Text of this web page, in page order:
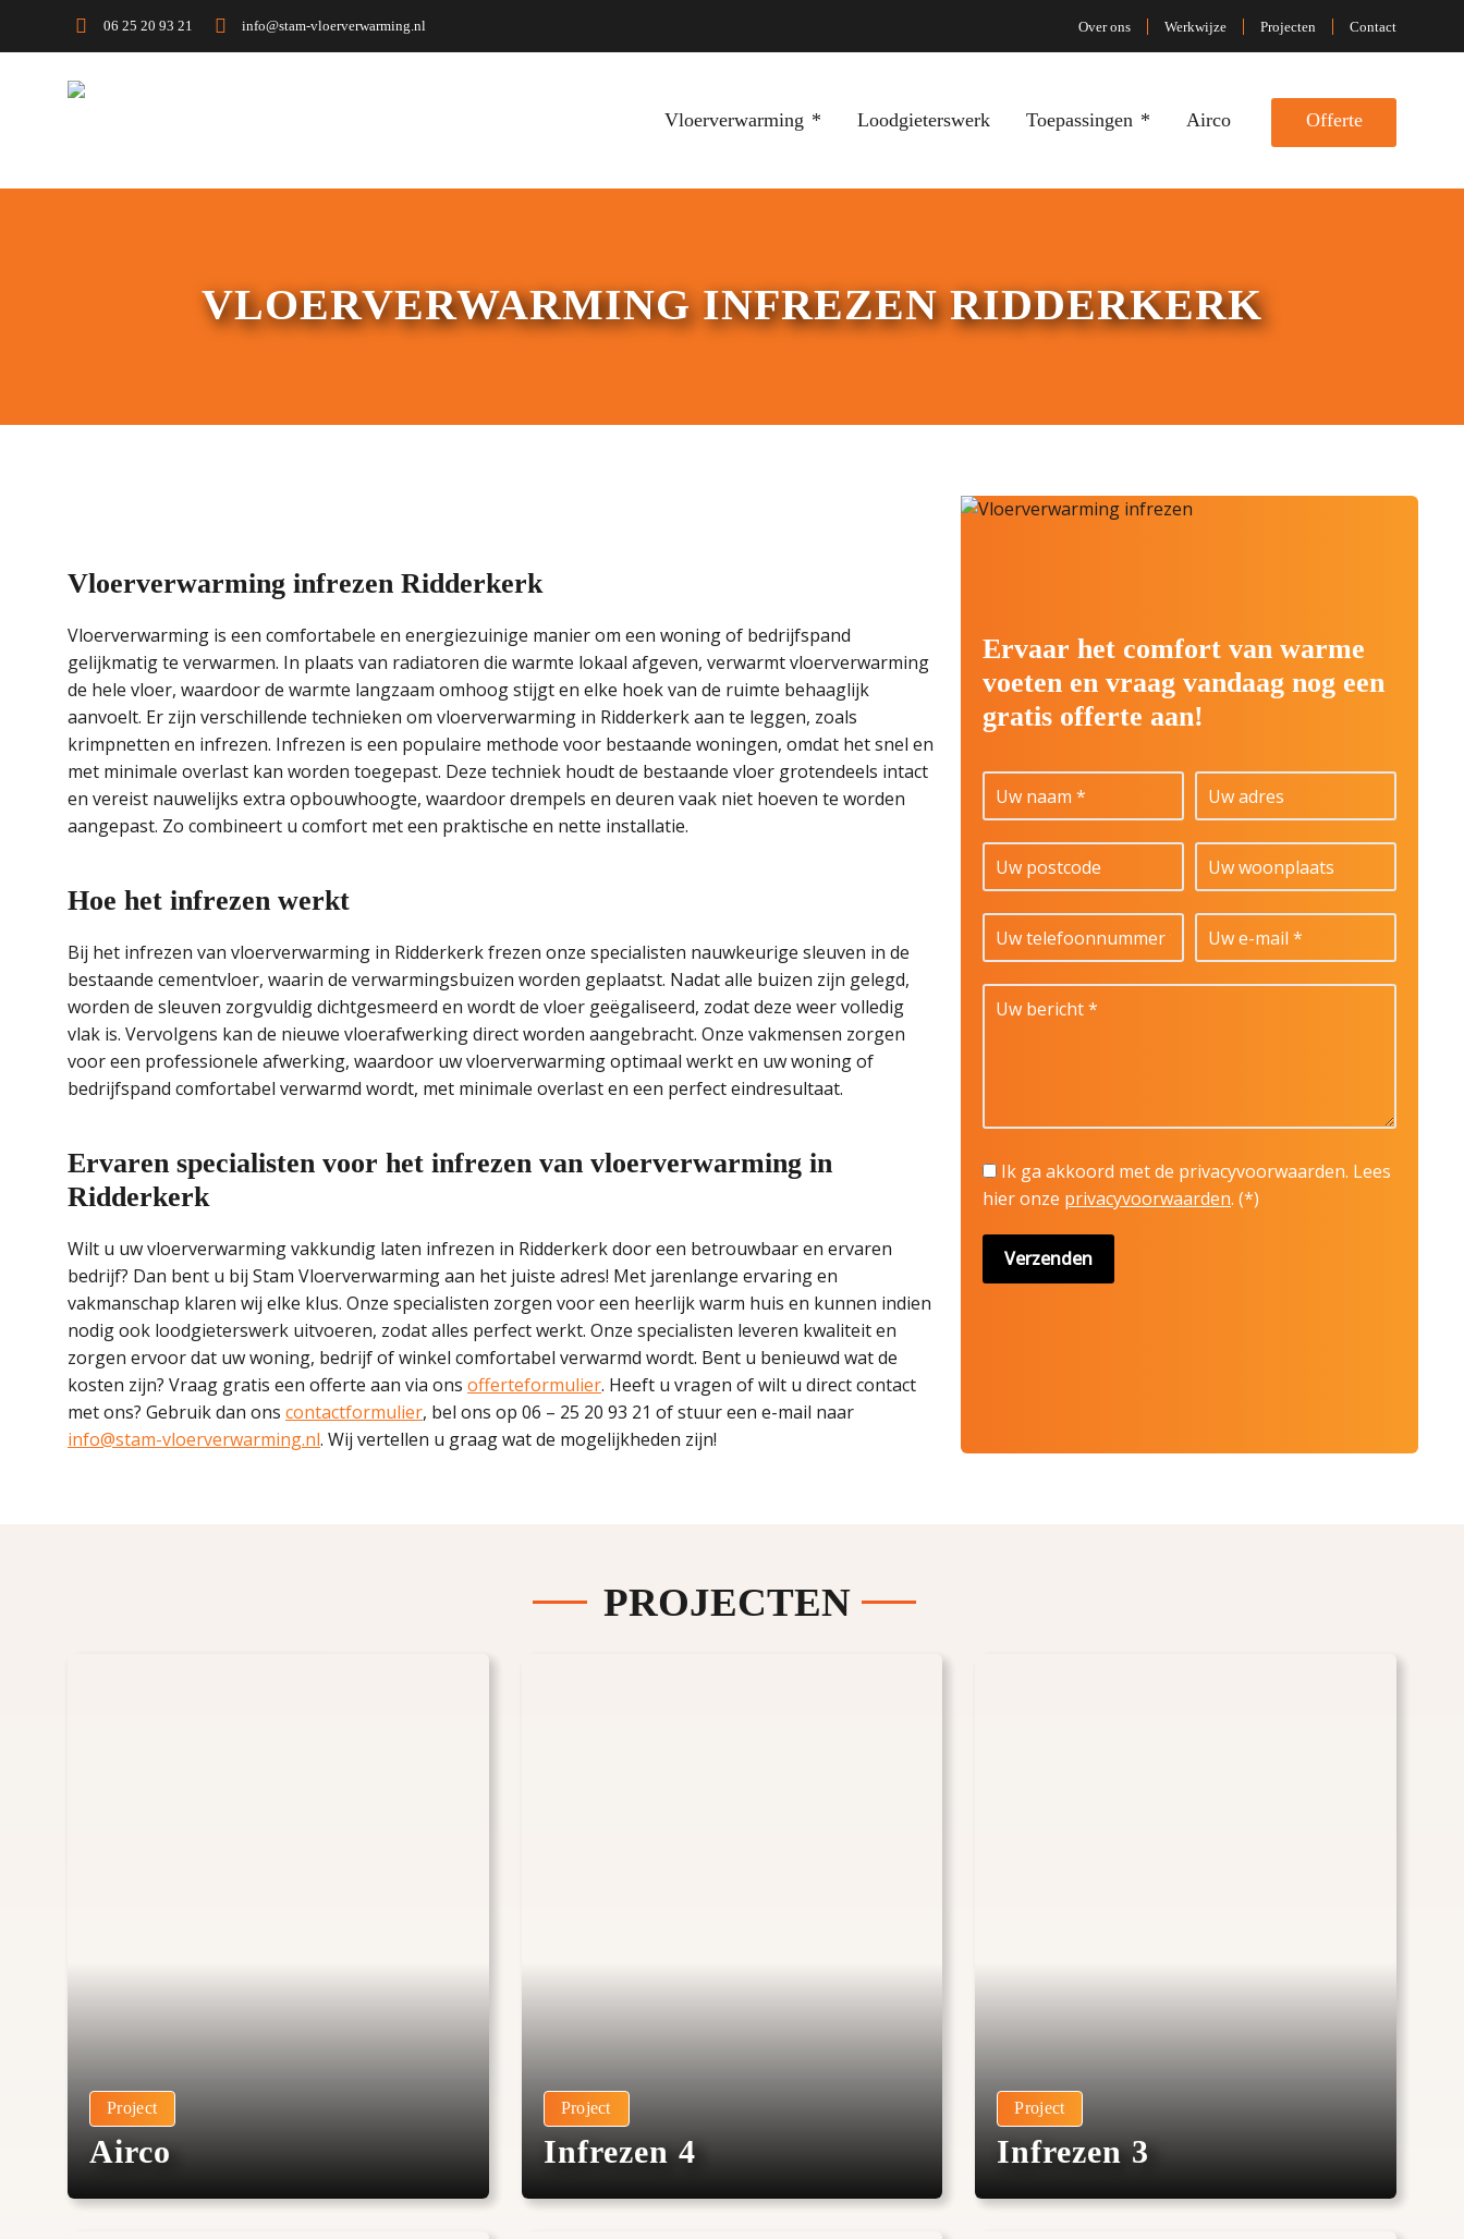
06 25 20 93 21 info@stam-vloerverwarming.nl Over ons Werkwijze Projecten Contact
Vloerverwarming Loodgieterswerk Toepassingen Airco Offerte
VLOERVERWARMING INFREZEN RIDDERKERK
Vloerverwarming infrezen Ridderkerk
Vloerverwarming is een comfortabele en energiezuinige manier om een woning of bedrijfspand
gelijkmatig te verwarmen. In plaats van radiatoren die warmte lokaal afgeven, verwarmt vloerverwarming
de hele vloer, waardoor de warmte langzaam omhoog stijgt en elke hoek van de ruimte behaaglijk
aanvoelt. Er zijn verschillende technieken om vloerverwarming in Ridderkerk aan te leggen, zoals
krimpnetten en infrezen. Infrezen is een populaire methode voor bestaande woningen, omdat het snel en
met minimale overlast kan worden toegepast. Deze techniek houdt de bestaande vloer grotendeels intact
en vereist nauwelijks extra opbouwhoogte, waardoor drempels en deuren vaak niet hoeven te worden
aangepast. Zo combineert u comfort met een praktische en nette installatie.
Hoe het infrezen werkt
Bij het infrezen van vloerverwarming in Ridderkerk frezen onze specialisten nauwkeurige sleuven in de
bestaande cementvloer, waarin de verwarmingsbuizen worden geplaatst. Nadat alle buizen zijn gelegd,
worden de sleuven zorgvuldig dichtgesmeerd en wordt de vloer geëgaliseerd, zodat deze weer volledig
vlak is. Vervolgens kan de nieuwe vloerafwerking direct worden aangebracht. Onze vakmensen zorgen
voor een professionele afwerking, waardoor uw vloerverwarming optimaal werkt en uw woning of
bedrijfspand comfortabel verwarmd wordt, met minimale overlast en een perfect eindresultaat.
Ervaren specialisten voor het infrezen van vloerverwarming in
Ridderkerk
Wilt u uw vloerverwarming vakkundig laten infrezen in Ridderkerk door een betrouwbaar en ervaren
bedrijf? Dan bent u bij Stam Vloerverwarming aan het juiste adres! Met jarenlange ervaring en
vakmanschap klaren wij elke klus. Onze specialisten zorgen voor een heerlijk warm huis en kunnen indien
nodig ook loodgieterswerk uitvoeren, zodat alles perfect werkt. Onze specialisten leveren kwaliteit en
zorgen ervoor dat uw woning, bedrijf of winkel comfortabel verwarmd wordt. Bent u benieuwd wat de
kosten zijn? Vraag gratis een offerte aan via ons offerteformulier. Heeft u vragen of wilt u direct contact
met ons? Gebruik dan ons contactformulier, bel ons op 06 – 25 20 93 21 of stuur een e-mail naar
info@stam-vloerverwarming.nl. Wij vertellen u graag wat de mogelijkheden zijn!
Ervaar het comfort van warme
voeten en vraag vandaag nog een
gratis offerte aan!
Ik ga akkoord met de privacyvoorwaarden. Lees
hier onze privacyvoorwaarden. (*)
PROJECTEN
Project
Airco
Project
Infrezen 4
Project
Infrezen 3